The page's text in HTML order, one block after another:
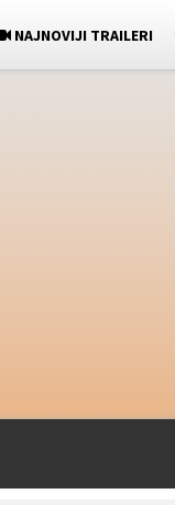
NAJNOVIJI TRAILERI